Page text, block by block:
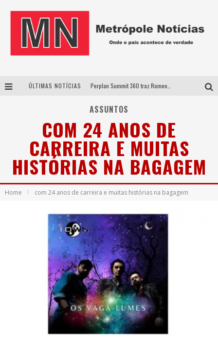
ÚLTIMAS NOTÍCIAS
Uberlândia recebe estreia nacional de espetáculo inspirado em episódio marcante da vida de Friedrich Nietzsche
Agosto Dourado: apoio, informação e acolhimento fortalecem o sucesso da amamentação
ASSUNTOS
COM 24 ANOS DE
CARREIRA E MUITAS
HISTÓRIAS NA BAGAGEM
Home com 24 anos de carreira e muitas histórias na bagagem